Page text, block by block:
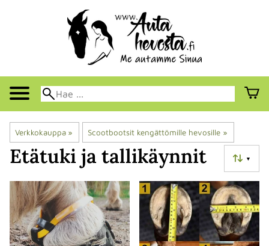
Verkkokauppa ‪» Scootbootsit kengättömille hevosille ‪»
▼
Etätuki ja tallikäynnit